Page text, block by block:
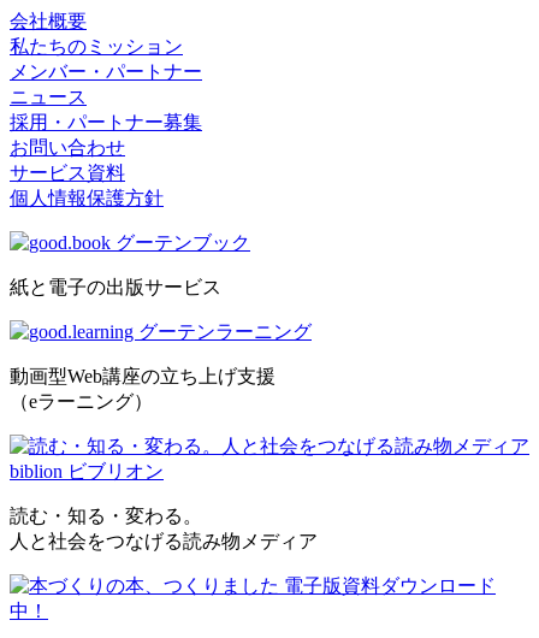
会社概要
私たちのミッション
メンバー・パートナー
ニュース
採用・パートナー募集
お問い合わせ
サービス資料
個人情報保護方針
紙と電子の出版サービス
動画型Web講座の立ち上げ支援
（eラーニング）
読む・知る・変わる。
人と社会をつなげる読み物メディア